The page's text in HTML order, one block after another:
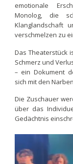
emotionale
Monolog, die
Klanglandschaft
verschmelzen zu
Das Theaterstück
Schmerz und
– ein Dokument
sich mit den
Die Zuschauer
über das
Gedächtnis